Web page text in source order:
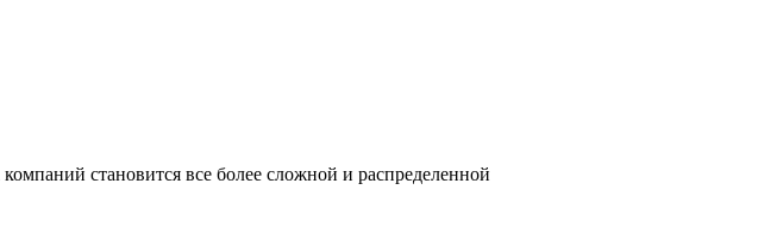
становится все более сложной и распределенной